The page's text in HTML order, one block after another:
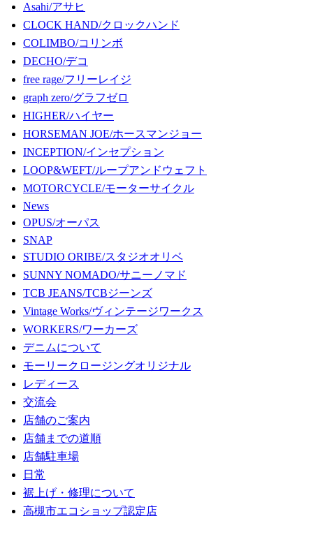
Asahi/アサヒ
CLOCK HAND/クロックハンド
COLIMBO/コリンボ
DECHO/デコ
free rage/フリーレイジ
graph zero/グラフゼロ
HIGHER/ハイヤー
HORSEMAN JOE/ホースマンジョー
INCEPTION/インセプション
LOOP&WEFT/ループアンドウェフト
MOTORCYCLE/モーターサイクル
News
OPUS/オーパス
SNAP
STUDIO ORIBE/スタジオオリベ
SUNNY NOMADO/サニーノマド
TCB JEANS/TCBジーンズ
Vintage Works/ヴィンテージワークス
WORKERS/ワーカーズ
デニムについて
モーリークロージングオリジナル
レディース
交流会
店舗のご案内
店舗までの道順
店舗駐車場
日常
裾上げ・修理について
高槻市エコショップ認定店